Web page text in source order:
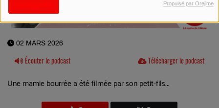
Propulsé par Orejime
02 MARS 2026
Écouter le podcast Télécharger le podcast
Une mamie bourrée a été filmée par son petit-fils...